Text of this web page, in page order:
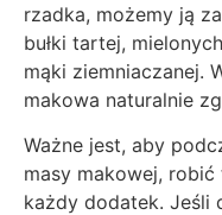
rzadka, możemy ją
bułki tartej,
mąki ziemniaczanej.
makowa naturalnie
Ważne jest, aby
masy makowej,
każdy dodatek. Jeśli